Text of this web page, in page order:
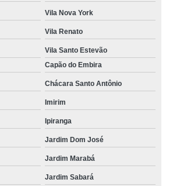
Vila Nova York
Vila Renato
Vila Santo Estevão
Capão do Embira
Chácara Santo Antônio
Imirim
Ipiranga
Jardim Dom José
Jardim Marabá
Jardim Sabará